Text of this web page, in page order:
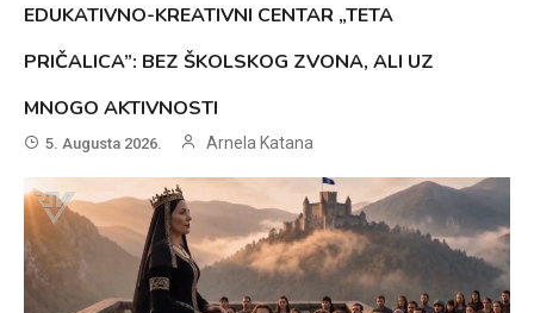
EDUKATIVNO-KREATIVNI CENTAR „TETA
PRIČALICA”: BEZ ŠKOLSKOG ZVONA, ALI UZ
MNOGO AKTIVNOSTI
5. Augusta 2026. Arnela Katana